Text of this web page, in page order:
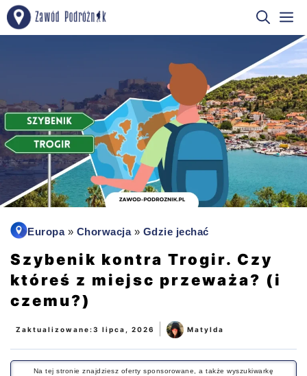
Przejdź
do
Europa» Chorwacja» Gdzie jechać
Szybenik kontra Trogir. Czy
któreś z miejsc przeważa? (i
czemu?)
Zaktualizowane:3 lipca, 2026 Matylda
Na tej stronie znajdziesz oferty sponsorowane, a także wyszukiwarkę